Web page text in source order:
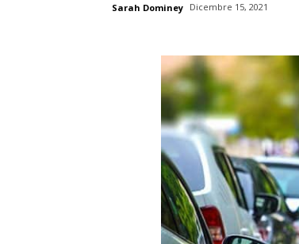
Sarah Dominey Dicembre 15, 2021